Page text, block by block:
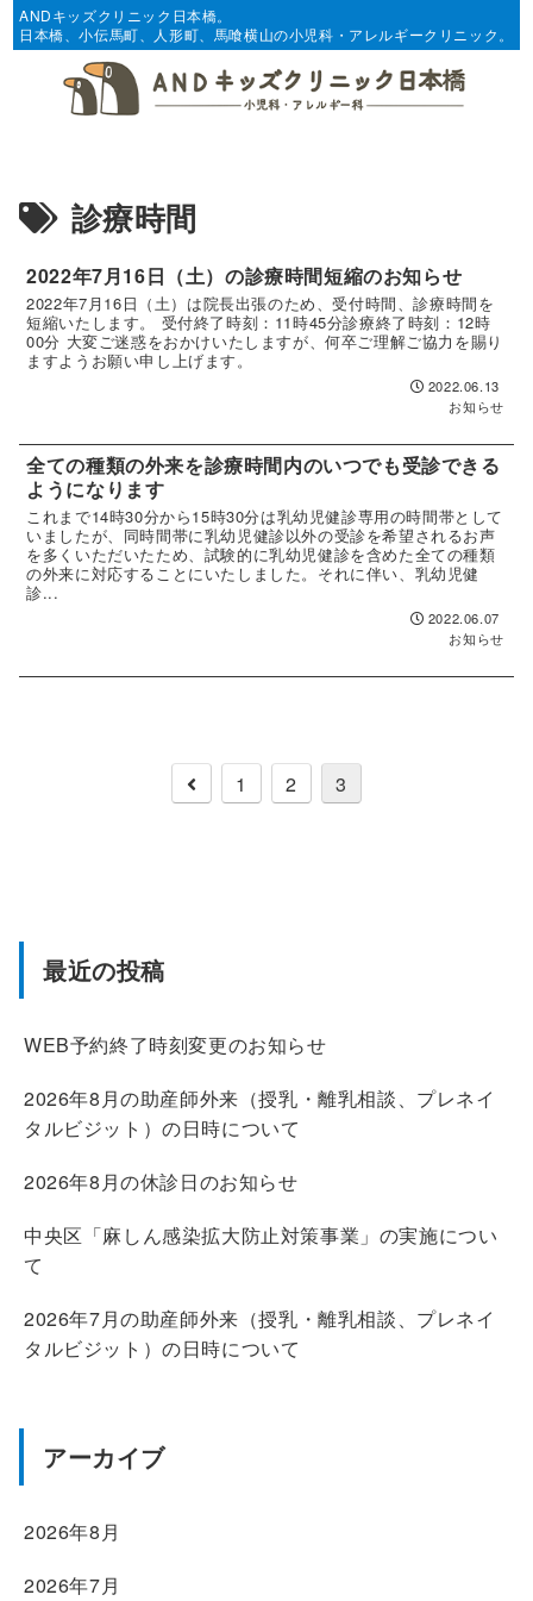
ANDキッズクリニック日本橋。
日本橋、小伝馬町、人形町、馬喰横山の小児科・アレルギークリニック。
診療時間
2022年7月16日（土）の診療時間短縮のお知らせ
2022年7月16日（土）は院長出張のため、受付時間、診療時間を
短縮いたします。 受付終了時刻：11時45分診療終了時刻：12時
00分 大変ご迷惑をおかけいたしますが、何卒ご理解ご協力を賜り
ますようお願い申し上げます。
2022.06.13
お知らせ
全ての種類の外来を診療時間内のいつでも受診できる
ようになります
これまで14時30分から15時30分は乳幼児健診専用の時間帯として
いましたが、同時間帯に乳幼児健診以外の受診を希望されるお声
を多くいただいたため、試験的に乳幼児健診を含めた全ての種類
の外来に対応することにいたしました。それに伴い、乳幼児健
診...
2022.06.07
お知らせ
前
1 2 3
最近の投稿
WEB予約終了時刻変更のお知らせ
2026年8月の助産師外来（授乳・離乳相談、プレネイ
タルビジット）の日時について
2026年8月の休診日のお知らせ
中央区「麻しん感染拡大防止対策事業」の実施につい
て
2026年7月の助産師外来（授乳・離乳相談、プレネイ
タルビジット）の日時について
アーカイブ
2026年8月
2026年7月